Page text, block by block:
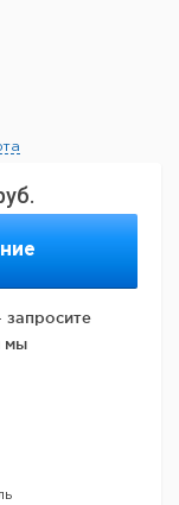
запросите
мы